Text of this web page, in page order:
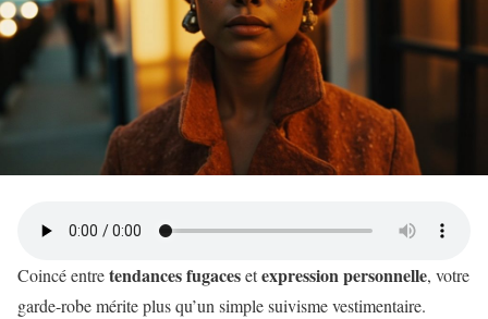
Coincé entretendances fugacesetexpression personnelle, votre
garde-robe mérite plus qu’un simple suivisme vestimentaire.